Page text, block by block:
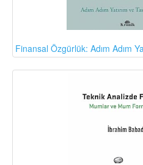
Finansal Özgürlük: Adım Adım